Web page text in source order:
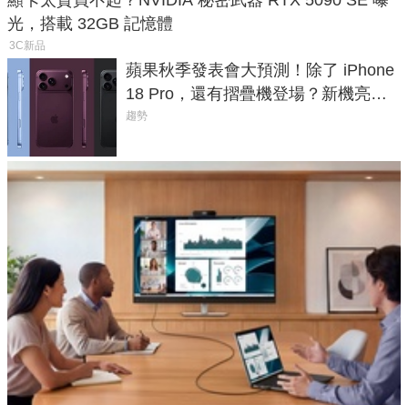
光，搭載 32GB 記憶體
3C新品
蘋果秋季發表會大預測！除了 iPhone
18 Pro，還有摺疊機登場？新機亮點
預測一次看
趨勢